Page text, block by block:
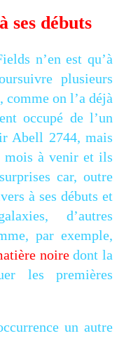
ses débuts
n’en est qu’à
plusieurs
comme on l’a déjà
occupé de l’un
Abell 2744, mais
mois à venir et ils
car, outre
à ses débuts et
d’autres
par exemple,
noiredont la
les premières
un autre